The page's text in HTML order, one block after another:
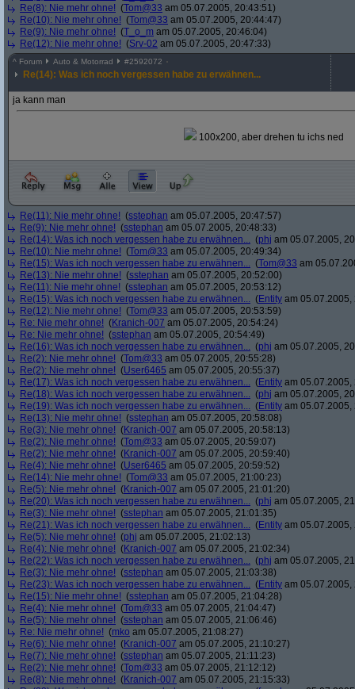
Re(8): Nie mehr ohne! (Tom@33 am 05.07.2005, 20:43:51)
Re(10): Nie mehr ohne! (Tom@33 am 05.07.2005, 20:44:47)
Re(9): Nie mehr ohne! (T_o_m am 05.07.2005, 20:46:04)
Re(12): Nie mehr ohne! (Srv-02 am 05.07.2005, 20:47:33)
^ Forum Auto & Motorrad #2592072
Re(14): Was ich noch vergessen habe zu erwähnen...
ja kann man
100x200, aber drehen tu ichs ned
Re(11): Nie mehr ohne! (sstephan am 05.07.2005, 20:47:57)
Re(9): Nie mehr ohne! (sstephan am 05.07.2005, 20:48:33)
Re(14): Was ich noch vergessen habe zu erwähnen... (phj am 05.07.2005,
Re(10): Nie mehr ohne! (Tom@33 am 05.07.2005, 20:49:34)
Re(15): Was ich noch vergessen habe zu erwähnen... (Tom@33 am
Re(13): Nie mehr ohne! (sstephan am 05.07.2005, 20:52:00)
Re(11): Nie mehr ohne! (sstephan am 05.07.2005, 20:53:12)
Re(15): Was ich noch vergessen habe zu erwähnen... (Entity am 05.07.2005,
Re(12): Nie mehr ohne! (Tom@33 am 05.07.2005, 20:53:59)
Re: Nie mehr ohne! (Kranich-007 am 05.07.2005, 20:54:24)
Re: Nie mehr ohne! (sstephan am 05.07.2005, 20:54:49)
Re(16): Was ich noch vergessen habe zu erwähnen... (phj am 05.07.2005,
Re(2): Nie mehr ohne! (Tom@33 am 05.07.2005, 20:55:28)
Re(2): Nie mehr ohne! (User6465 am 05.07.2005, 20:55:37)
Re(17): Was ich noch vergessen habe zu erwähnen... (Entity am 05.07.2005,
Re(18): Was ich noch vergessen habe zu erwähnen... (phj am 05.07.2005,
Re(19): Was ich noch vergessen habe zu erwähnen... (Entity am 05.07.2005,
Re(13): Nie mehr ohne! (sstephan am 05.07.2005, 20:58:08)
Re(3): Nie mehr ohne! (Kranich-007 am 05.07.2005, 20:58:13)
Re(2): Nie mehr ohne! (Tom@33 am 05.07.2005, 20:59:07)
Re(2): Nie mehr ohne! (Kranich-007 am 05.07.2005, 20:59:40)
Re(4): Nie mehr ohne! (User6465 am 05.07.2005, 20:59:52)
Re(14): Nie mehr ohne! (Tom@33 am 05.07.2005, 21:00:23)
Re(5): Nie mehr ohne! (Kranich-007 am 05.07.2005, 21:01:20)
Re(20): Was ich noch vergessen habe zu erwähnen... (phj am 05.07.2005,
Re(3): Nie mehr ohne! (sstephan am 05.07.2005, 21:01:35)
Re(21): Was ich noch vergessen habe zu erwähnen... (Entity am 05.07.2005,
Re(5): Nie mehr ohne! (phj am 05.07.2005, 21:02:13)
Re(4): Nie mehr ohne! (Kranich-007 am 05.07.2005, 21:02:34)
Re(22): Was ich noch vergessen habe zu erwähnen... (phj am 05.07.2005,
Re(3): Nie mehr ohne! (sstephan am 05.07.2005, 21:03:38)
Re(23): Was ich noch vergessen habe zu erwähnen... (Entity am 05.07.2005,
Re(15): Nie mehr ohne! (sstephan am 05.07.2005, 21:04:28)
Re(4): Nie mehr ohne! (Tom@33 am 05.07.2005, 21:04:47)
Re(5): Nie mehr ohne! (sstephan am 05.07.2005, 21:06:46)
Re: Nie mehr ohne! (mko am 05.07.2005, 21:08:27)
Re(6): Nie mehr ohne! (Kranich-007 am 05.07.2005, 21:10:27)
Re(7): Nie mehr ohne! (sstephan am 05.07.2005, 21:11:23)
Re(2): Nie mehr ohne! (Tom@33 am 05.07.2005, 21:12:12)
Re(8): Nie mehr ohne! (Kranich-007 am 05.07.2005, 21:15:33)